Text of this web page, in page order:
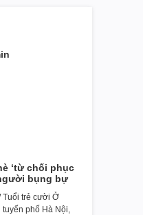
‘từ chối phục
bụng bự
Tuổi trẻ cười Ở
phố Hà Nội,